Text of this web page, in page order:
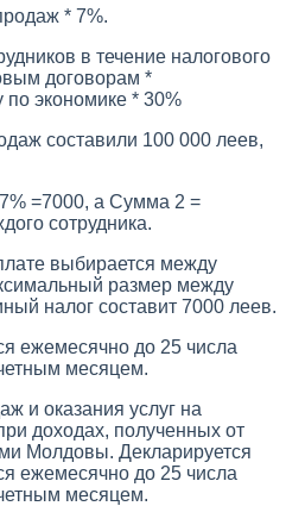
* 7%.
в течение налогового
договорам *
экономике * 30%
составили 100 000 леев,
=7000, а Сумма 2 =
сотрудника.
выбирается между
размер между
налог составит 7000 леев.
ежемесячно до 25 числа
месяцем.
и оказания услуг на
доходах, полученных от
Молдовы. Декларируется
ежемесячно до 25 числа
месяцем.